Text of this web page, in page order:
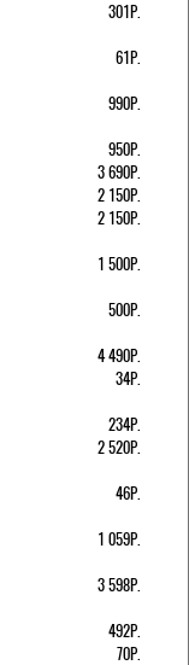
301Р.
61Р.
990Р.
950Р.
3 690Р.
2 150Р.
2 150Р.
1 500Р.
500Р.
4 490Р.
34Р.
234Р.
2 520Р.
46Р.
1 059Р.
3 598Р.
492Р.
70Р.